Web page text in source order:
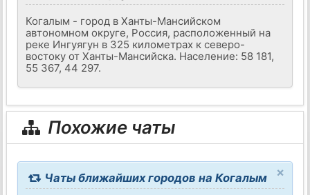
Когалым - город в Ханты-Мансийском
автономном округе, Россия, расположенный на
реке Ингуягун в 325 километрах к северо-
востоку от Ханты-Мансийска. Население: 58 181,
55 367, 44 297.
Похожие чаты
×
Чаты ближайших городов на Когалым